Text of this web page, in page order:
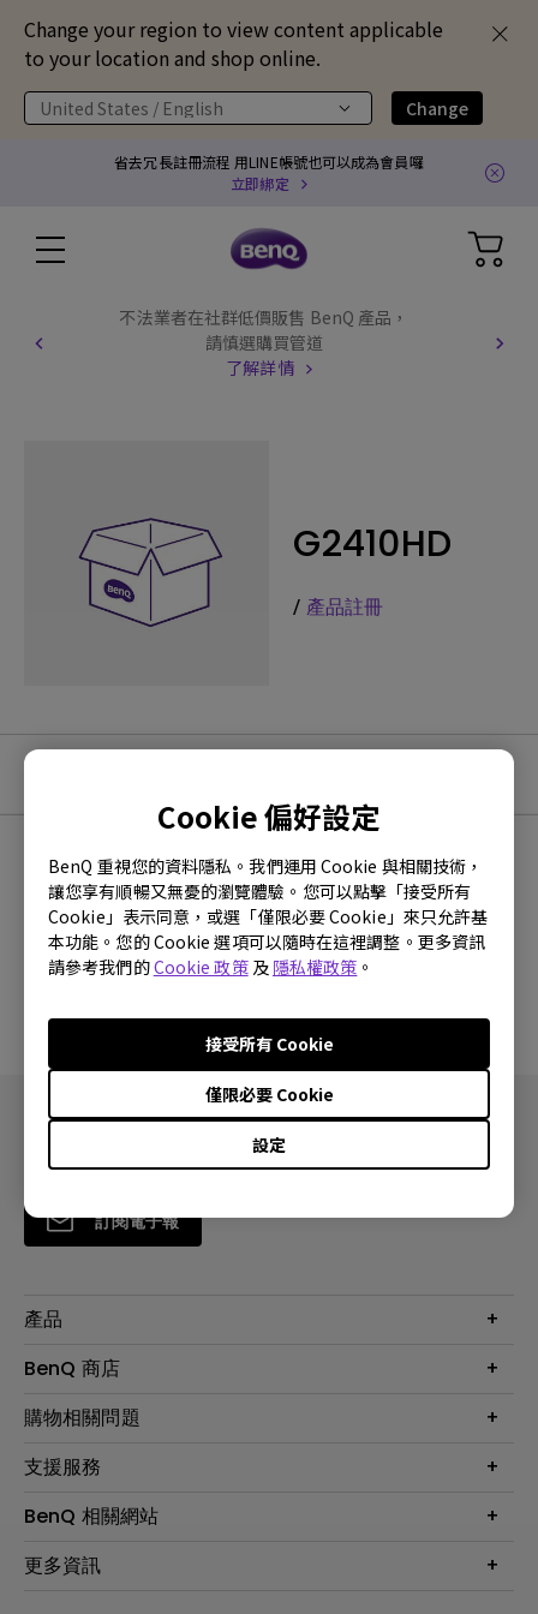
Change your region to view content applicable
to your location and shop online.
United States / English Change
Cookie 偏好設定
BenQ 重視您的資料隱私。我們運用 Cookie 與相關技術，
讓您享有順暢又無憂的瀏覽體驗。您可以點擊「接受所有
Cookie」表示同意，或選「僅限必要 Cookie」來只允許基
本功能。您的 Cookie 選項可以隨時在這裡調整。更多資訊
請參考我們的Cookie 政策及 隱私權政策 。
設定
僅限必要 Cookie
接受所有 Cookie
省去冗長註冊流程 用LINE帳號也可以成為會員囉
立即綁定
不法業者在社群低價販售 BenQ 產品，
請慎選購買管道
了解詳情
G2410HD
/ 產品註冊
0 個結果 最新
沒有常見問題的影片
訂閱電子報
產品
大型液晶
投影機
智慧照明
專業拍物視訊鏡頭
BenQ 商店
最新產品與活動
尋找銷售據點
會員綁定LINE教學
購物相關問題
第一次購物就上手
延長保固購買
贈品兌換網站首頁
支援服務
服務公告
保固條例
BenQ 相關網站
專業商用解決方案
更多資訊